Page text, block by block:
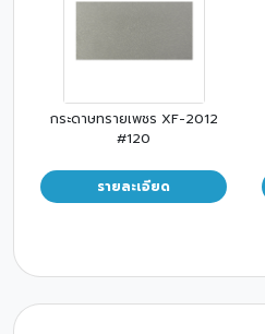
กระดาษทรายเพชร XF-2012
#120
รายละเอียด